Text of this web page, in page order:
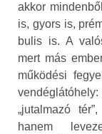
akkor
is, gyors is,
bulis is. A
mert más
működési
„jutalmazó
hanem